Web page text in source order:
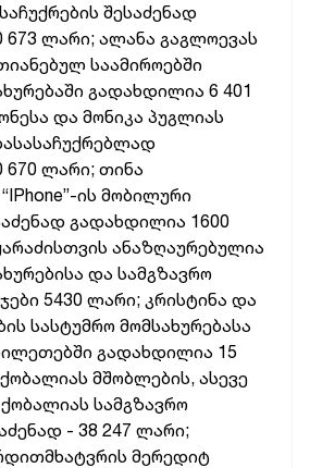
შესაძენად
ლარი; ალანა გაგლოევას
საამიროებში
გადახდილია 6 401
და მონიკა პუგლიას
ლარი; თინა
ის მობილური
გადახდილია 1600
ანაზღაურებულია
და სამგზავრო
5430 ლარი; კრისტინა და
სასტუმრო მომსახურებასა
გადახდილია 15
მშობლების, ასევე
სამგზავრო
- 38 247 ლარი;
მერედიტ